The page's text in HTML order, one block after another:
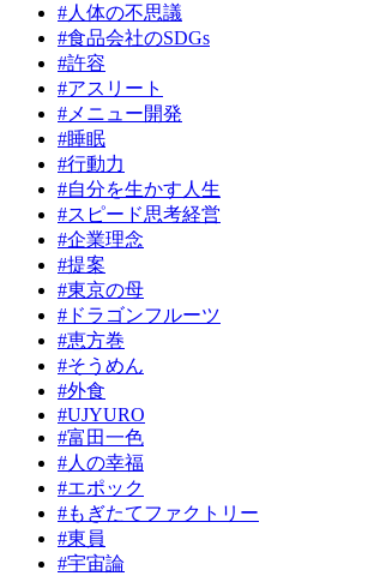
#人体の不思議
#食品会社のSDGs
#許容
#アスリート
#メニュー開発
#睡眠
#行動力
#自分を生かす人生
#スピード思考経営
#企業理念
#提案
#東京の母
#ドラゴンフルーツ
#恵方巻
#そうめん
#外食
#UJYURO
#富田一色
#人の幸福
#エポック
#もぎたてファクトリー
#東員
#宇宙論